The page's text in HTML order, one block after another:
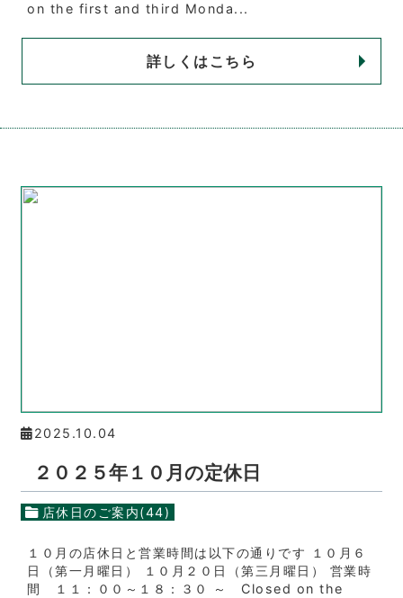
on the first and third Monda...
詳しくはこちら
2025.10.04
２０２５年１０月の定休日
店休日のご案内(44)
１０月の店休日と営業時間は以下の通りです １０月６
日（第一月曜日） １０月２０日（第三月曜日） 営業時
間 １１：００～１８：３０ ～ Closed on the